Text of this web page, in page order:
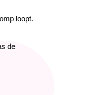
loopt.
de